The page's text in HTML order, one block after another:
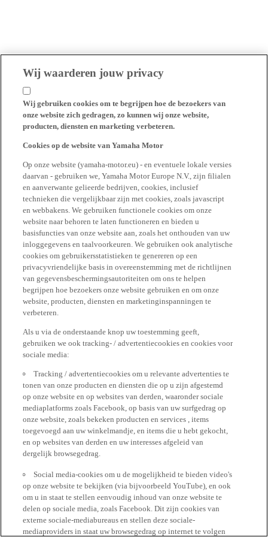
Wij waarderen jouw privacy
Wij gebruiken cookies om te begrijpen hoe de bezoekers van
onze website zich gedragen, zo kunnen wij onze website,
producten, diensten en marketing verbeteren.
Cookies op de website van Yamaha Motor
Op onze website (yamaha-motor.eu) - en eventuele lokale versies
daarvan - gebruiken we, Yamaha Motor Europe N.V., zijn filialen
en aanverwante gelieerde bedrijven, cookies, inclusief
technieken die vergelijkbaar zijn met cookies, zoals javascript
en webbakens. We gebruiken functionele cookies om onze
website naar behoren te laten functioneren en bieden u
basisfuncties van onze website aan, zoals het onthouden van uw
inloggegevens en taalvoorkeuren. We gebruiken ook analytische
cookies om gebruikersstatistieken te genereren op een
privacyvriendelijke basis in overeenstemming met de richtlijnen
van gegevensbeschermingsautoriteiten om ons te helpen
begrijpen hoe bezoekers onze website gebruiken en om onze
website, producten, diensten en marketinginspanningen te
verbeteren.
Als u via de onderstaande knop uw toestemming geeft,
gebruiken we ook tracking- / advertentiecookies en cookies voor
sociale media:
Tracking / advertentiecookies om u relevante advertenties te
tonen van onze producten en diensten die op u zijn afgestemd
op onze website en op websites van derden, waaronder sociale
mediaplatforms zoals Facebook, op basis van uw surfgedrag op
onze website, zoals bekeken producten en services , items
toegevoegd aan uw winkelmandje, en items die u hebt gekocht,
en op websites van derden en uw interesses afgeleid van
dergelijk browsegedrag.
Social media-cookies om u de mogelijkheid te bieden video's
op onze website te bekijken (via bijvoorbeeld YouTube), en ook
om u in staat te stellen eenvoudig inhoud van onze website te
delen op sociale media, zoals Facebook. Dit zijn cookies van
externe sociale-mediabureaus en stellen deze sociale-
mediaproviders in staat uw browsegedrag op internet te volgen